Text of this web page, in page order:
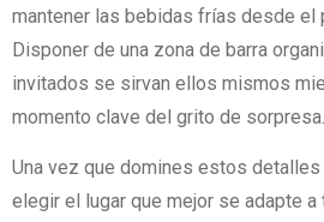
mantener las bebidas frías desde el
Disponer de una zona de barra
invitados se sirvan ellos mismos
momento clave del grito de sorpresa.
Una vez que domines estos
elegir el lugar que mejor se adapte